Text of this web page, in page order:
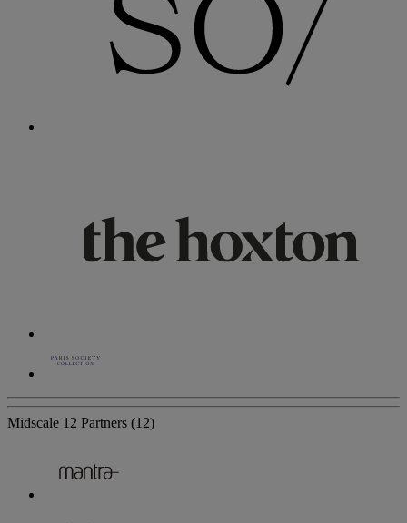
Midscale 12 Partners (12)